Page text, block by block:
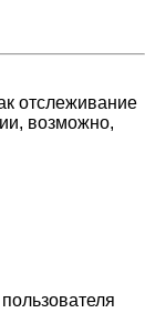
отслеживание
возможно,